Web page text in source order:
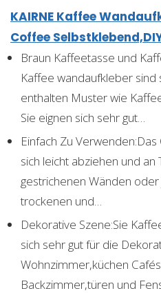
KAIRNE Kaffee
Coffee
Braun Kaffeetasse und
Kaffee wandaufkleber sind
enthalten Muster wie
Sie eignen sich sehr gut…
Einfach Zu
sich leicht abziehen und
gestrichenen Wänden
trockenen und…
Dekorative Szene:Sie
sich sehr gut für die
Wohnzimmer,küchen
Backzimmer,türen und